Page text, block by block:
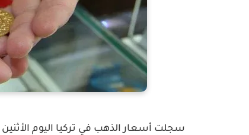
سجلت أسعار الذهب في تركيا اليوم الأثنين 1 فبراير /شباط 2021 إنخفاض جديد في أسعارها محلياً وعالمياً .